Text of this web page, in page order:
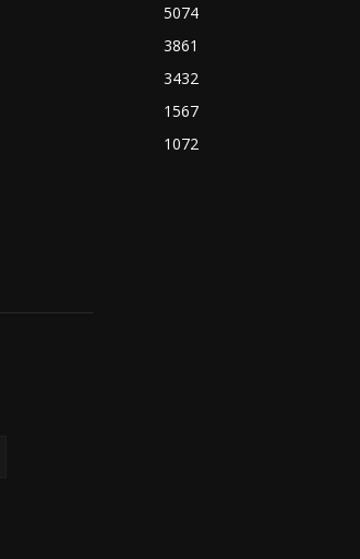
5074
3861
3432
1567
1072